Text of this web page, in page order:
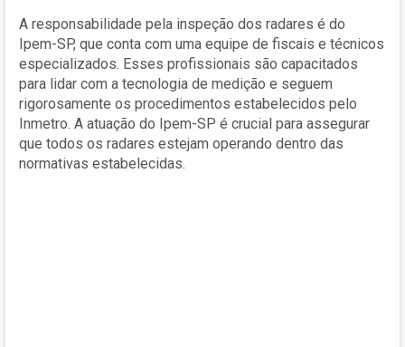
A responsabilidade pela inspeção dos radares é do
Ipem-SP, que conta com uma equipe de fiscais e técnicos
especializados. Esses profissionais são capacitados
para lidar com a tecnologia de medição e seguem
rigorosamente os procedimentos estabelecidos pelo
Inmetro. A atuação do Ipem-SP é crucial para assegurar
que todos os radares estejam operando dentro das
normativas estabelecidas.